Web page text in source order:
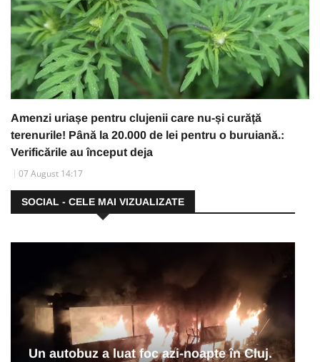
Amenzi uriașe pentru clujenii care nu-și curăță
terenurile! Până la 20.000 de lei pentru o buruiană.:
Verificările au început deja
07 August 14:17
SOCIAL - CELE MAI VIZUALIZATE
Un autobuz a luat foc azi-noapte în Cluj.